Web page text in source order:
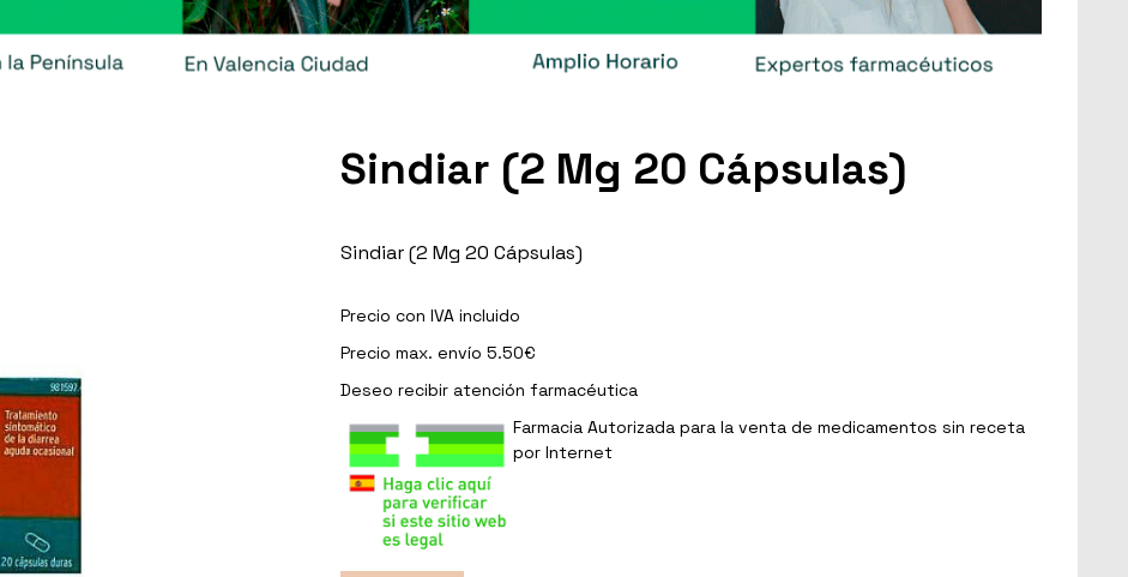
Sindiar (2 Mg 20 Cápsulas)
Sindiar (2 Mg 20 Cápsulas)
Precio con IVA incluido
Precio max. envío 5.50€
Deseo recibir atención farmacéutica
Farmacia Autorizada para la venta de medicamentos sin receta
por Internet